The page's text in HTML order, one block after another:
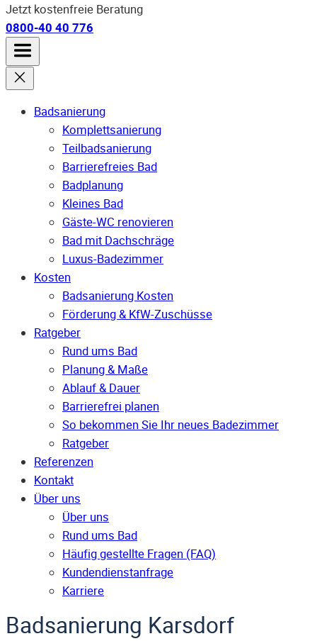
Jetzt kostenfreie Beratung
0800-40 40 776
Badsanierung
Komplettsanierung
Teilbadsanierung
Barrierefreies Bad
Badplanung
Kleines Bad
Gäste-WC renovieren
Bad mit Dachschräge
Luxus-Badezimmer
Kosten
Badsanierung Kosten
Förderung & KfW-Zuschüsse
Ratgeber
Rund ums Bad
Planung & Maße
Ablauf & Dauer
Barrierefrei planen
So bekommen Sie Ihr neues Badezimmer
Ratgeber
Referenzen
Kontakt
Über uns
Über uns
Rund ums Bad
Häufig gestellte Fragen (FAQ)
Kunden­dienst­anfrage
Karriere
Badsanierung Karsdorf